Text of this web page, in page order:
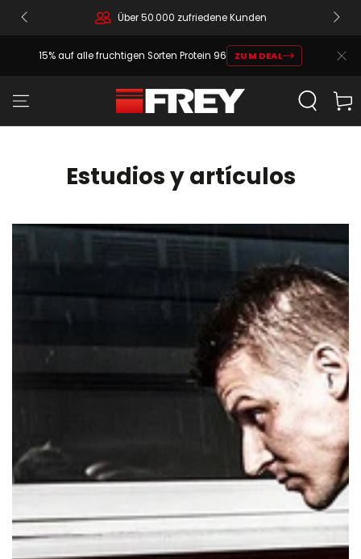
Über 50.000 zufriedene Kunden
15% auf alle fruchtigen Sorten Protein 96 ZUM DEAL
Estudios y artículos